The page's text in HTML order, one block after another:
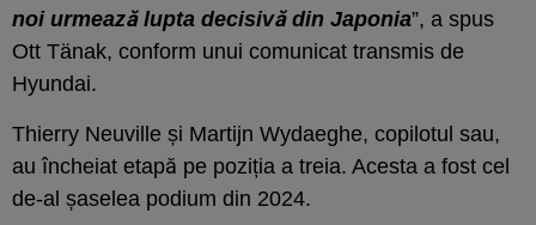
noi urmează lupta decisivă din Japonia”, a spus
Ott Tänak, conform unui comunicat transmis de
Hyundai.
Thierry Neuville și Martijn Wydaeghe, copilotul sau,
au încheiat etapă pe poziția a treia. Acesta a fost cel
de-al șaselea podium din 2024.